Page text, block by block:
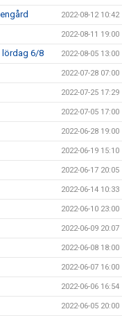
2022-08-12 10:42
2022-08-11 19:00
lördag 6/8 2022-08-05 13:00
2022-07-28 07:00
2022-07-25 17:29
2022-07-05 17:00
2022-06-28 19:00
2022-06-19 15:10
2022-06-17 20:05
2022-06-14 10:33
2022-06-10 23:00
2022-06-09 20:07
2022-06-08 18:00
2022-06-07 16:00
2022-06-06 16:54
2022-06-05 20:00